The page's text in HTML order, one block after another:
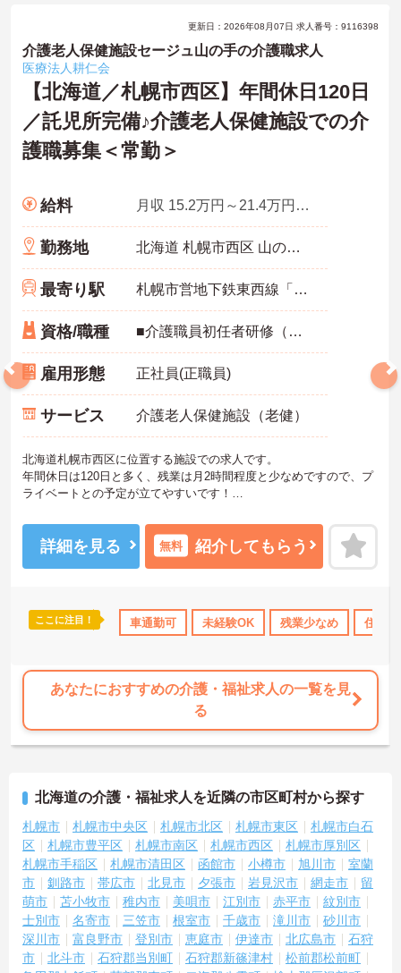
産休･育休･介護休暇取得実績あり 社会保険完備 交通費支給
更新日：2026年08月07日 求人番号：9116398
介護老人保健施設セージュ山の手の介護職求人
医療法人耕仁会
【北海道／札幌市西区】年間休日120日
／託児所完備♪介護老人保健施設での介
護職募集＜常勤＞
給料 月収 15.2万円～21.4万円程度 諸手当込
勤務地 北海道 札幌市西区 山の手4条5丁目3番1号
最寄り駅 札幌市営地下鉄東西線「琴似(札幌市営)駅」徒歩15分
資格/職種 ■介護職員初任者研修（ヘルパー2級）以上
雇用形態 正社員(正職員)
サービス 介護老人保健施設（老健）
北海道札幌市西区に位置する施設での求人です。
年間休日は120日と多く、残業は月2時間程度と少なめですので、プ
ライベートとの予定が立てやすいです！
安心してご就業していただけます。
賞与は3.43ヵ月分実績と頑張りを評価していただけます。
ご興味のある方には、面接対策ポイントなど、さらに詳細をお話し
詳細を見る 無料 紹介してもらう
ここに注目！ 車通勤可 未経験OK 残業少なめ 住宅
あなたにおすすめの介護・福祉求人の一覧を見
る
北海道の介護・福祉求人を近隣の市区町村から探す
札幌市 札幌市中央区 札幌市北区 札幌市東区
札幌市白石
区
札幌市豊平区 札幌市南区 札幌市西区
札幌市厚別区
札幌市手稲区
札幌市清田区 函館市 小樽市 旭川市
室蘭
市
釧路市 帯広市 北見市 夕張市 岩見沢市 網走市
留
萌市
苫小牧市 稚内市 美唄市 江別市 赤平市
紋別市
士別市
名寄市 三笠市 根室市 千歳市 滝川市
砂川市
深川市
富良野市 登別市 恵庭市 伊達市 北広島市
石狩
市
北斗市 石狩郡当別町 石狩郡新篠津村
松前郡松前町